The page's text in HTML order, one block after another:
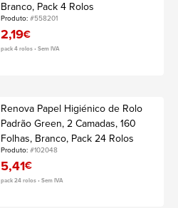
Branco, Pack 4 Rolos
Produto:#558201
2,19€
pack 4 rolos • Sem IVA
Renova Papel Higiénico de Rolo
Padrão Green, 2 Camadas, 160
Folhas, Branco, Pack 24 Rolos
Produto:#102048
5,41€
pack 24 rolos • Sem IVA